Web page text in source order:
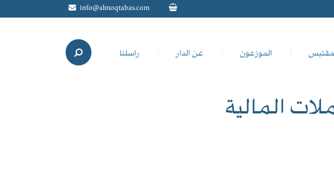
info@almoqtabas.com
الموزعون عن الدار راسلنا
المالية